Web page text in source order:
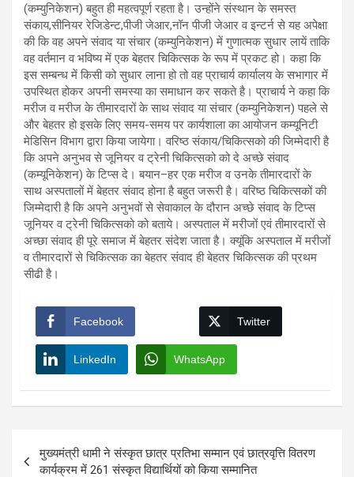
(कम्युनिकेशन) बहुत ही महत्वपूर्ण रहता है। उन्होंने संस्थान के समस्त
संकाय,सीनियर रेजिडेन्ट,पीजी जेआर,नॉन पीजी जेआर व इन्टर्न से यह अपेक्षा
की कि वह अपने संवाद या संचार (कम्युनिकेशन) में गुणात्मक सुधार लायें ताकि
वह वर्तमान व भविष्य में एक बेहतर चिकित्सक के रूप में प्रकट हो। कहा कि
इस सम्बन्ध में किसी को सुधार लाना हो तो वह प्राचार्य कार्यालय के सभागार में
उपस्थित होकर अपनी समस्या का समाधान कर सकते है। प्राचार्य ने कहा कि
मरीज व मरीज के तीमारदारों के साथ संवाद या संचार (कम्युनिकेशन) पहले से
और बेहतर हो इसके लिए समय-समय पर कार्यशाला का आयोजन कम्यूनिटी
मेडिसिन विभाग द्वारा किया जायेगा। वरिष्ठ संकाय/चिकित्सको की जिम्मेदारी है
कि अपने अनुभव से जूनियर व ट्रेनी चिकित्सको को दे अच्छे संवाद
(कम्यूनिकेशन) के टिप्स दे। बयान–हर एक मरीज व उनके तीमारदारों के
साथ अस्पतालों में बेहतर संवाद होना है बहुत जरूरी है। वरिष्ठ चिकित्सकों की
जिम्मेदारी है कि अपने अनुभवों से सेवाकाल के दौरान अच्छे संवाद के टिप्स
जूनियर व ट्रेनी चिकित्सको को बताये। अस्पताल में मरीजों एवं तीमारदारों से
अच्छा संवाद ही पूरे समाज में बेहतर संदेश जाता है। क्यूंकि अस्पताल में मरीजों
व तीमारदारों से चिकित्सक का बेहतर संवाद ही बेहतर चिकित्सक की प्रथम
सीढी है।
Facebook Twitter
LinkedIn WhatsApp
navigation
मुख्यमंत्री धामी ने संस्कृत छात्र प्रतिभा सम्मान एवं छात्रवृत्ति वितरण
कार्यक्रम में 261 संस्कृत विद्यार्थियों को किया सम्मानित